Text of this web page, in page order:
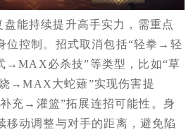
能持续提升高手实力，需重点
位控制。招式取消包括“轻拳→轻
→MAX必杀技”等类型，比如“草
→MAX大蛇薙”实现伤害提
充→灌篮”拓展连招可能性。身
移动调整与对手的距离，避免陷